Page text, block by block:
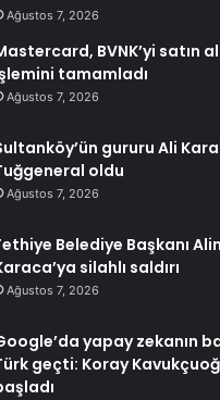
Ağustos 7, 2026
BVNK’yi satın
tamamladı
Ağustos 7, 2026
gururu Ali
oldu
Ağustos 7, 2026
Belediye Başkanı
silahlı saldırı
Ağustos 7, 2026
yapay zekanın
geçti: Koray